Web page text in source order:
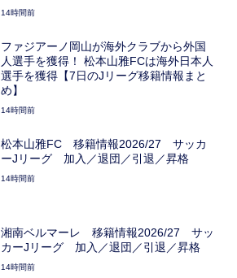
14時間前
ファジアーノ岡山が海外クラブから外国
人選手を獲得！ 松本山雅FCは海外日本人
選手を獲得【7日のJリーグ移籍情報まと
め】
14時間前
松本山雅FC 移籍情報2026/27 サッカ
ーJリーグ 加入／退団／引退／昇格
14時間前
湘南ベルマーレ 移籍情報2026/27 サッ
カーJリーグ 加入／退団／引退／昇格
14時間前